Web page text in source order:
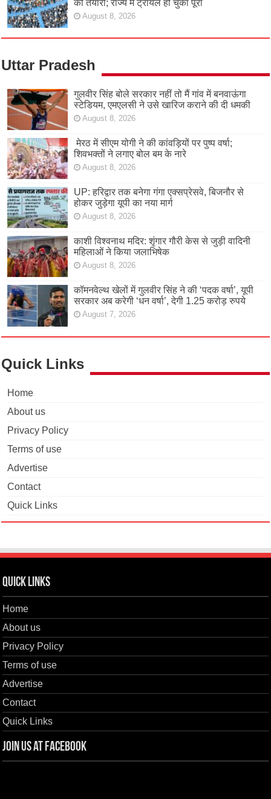
की तैयारी; राज्य में ट्रायल हो चुका पूरा
August 8, 2026
Uttar Pradesh
गुलवीर सिंह बोले सरकार नहीं तो मैं गांव में बनवाऊंगा
स्टेडियम, एमएलसी ने उसे खारिज कराने की दी धमकी
August 8, 2026
मेरठ में सीएम योगी ने की कांवड़ियों पर पुष्प वर्षा;
शिवभक्तों ने लगाए बोल बम के नारे
August 8, 2026
UP: हरिद्वार तक बनेगा गंगा एक्सप्रेसवे, बिजनौर से
होकर जुड़ेगा यूपी का नया मार्ग
August 8, 2026
काशी विश्वनाथ मदिर: शृंगार गौरी केस से जुड़ी वादिनी
महिलाओं ने किया जलाभिषेक
August 8, 2026
कॉमनवेल्थ खेलों में गुलवीर सिंह ने की ‘पदक वर्षा’, यूपी
सरकार अब करेगी ‘धन वर्षा’, देगी 1.25 करोड़ रुपये
August 7, 2026
Quick Links
Home
About us
Privacy Policy
Terms of use
Advertise
Contact
Quick Links
Quick Links
Home
About us
Privacy Policy
Terms of use
Advertise
Contact
Quick Links
Join us at Facebook